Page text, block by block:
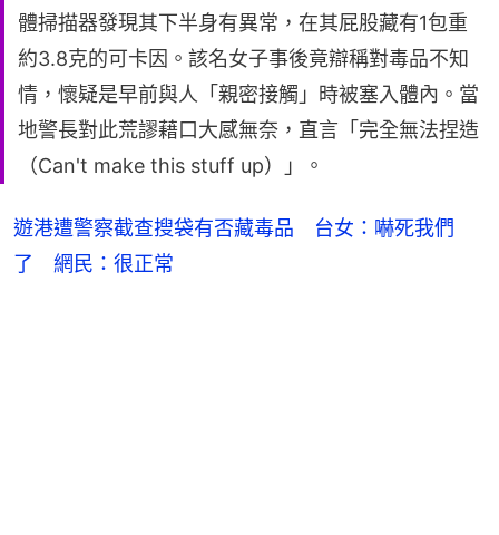
體掃描器發現其下半身有異常，在其屁股藏有1包重
約3.8克的可卡因。該名女子事後竟辯稱對毒品不知
情，懷疑是早前與人「親密接觸」時被塞入體內。當
地警長對此荒謬藉口大感無奈，直言「完全無法捏造
（Can't make this stuff up）」。
遊港遭警察截查搜袋有否藏毒品 台女：嚇死我們
了 網民：很正常